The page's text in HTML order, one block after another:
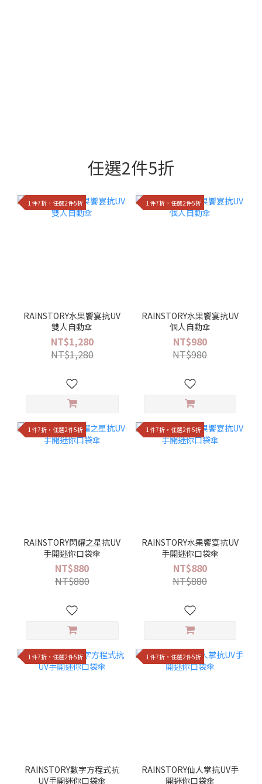
任選2件5折
1件7折，任選2件5折
RAINSTORY水果饗宴抗UV
雙人自動傘
NT$1,280
NT$1,280
1件7折，任選2件5折
RAINSTORY水果饗宴抗UV
個人自動傘
NT$980
NT$980
1件7折，任選2件5折
RAINSTORY閃耀之星抗UV
手開迷你口袋傘
NT$880
NT$880
1件7折，任選2件5折
RAINSTORY水果饗宴抗UV
手開迷你口袋傘
NT$880
NT$880
1件7折，任選2件5折
RAINSTORY數字方程式抗
UV手開迷你口袋傘
1件7折，任選2件5折
RAINSTORY仙人掌抗UV手
開迷你口袋傘